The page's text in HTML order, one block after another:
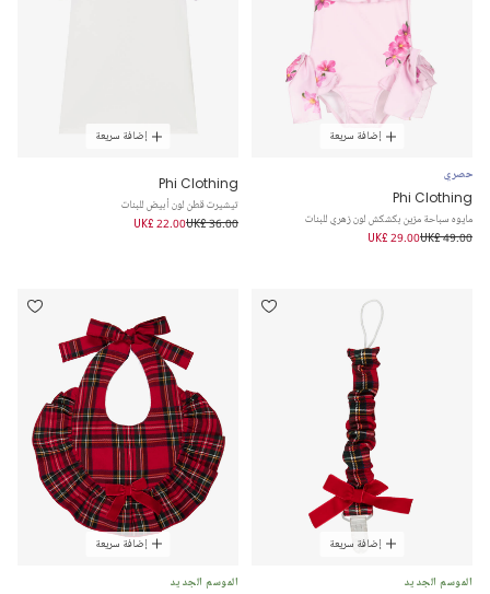
إضافة سريعة
حصري
Phi Clothing
مايوه سباحة مزين بكشكش لون زهري للبنات
UK£ 49.00
UK£ 29.00
إضافة سريعة
Phi Clothing
تيشيرت قطن لون أبيض للبنات
UK£ 36.00
UK£ 22.00
إضافة سريعة
الموسم الجديد
إضافة سريعة
الموسم الجديد